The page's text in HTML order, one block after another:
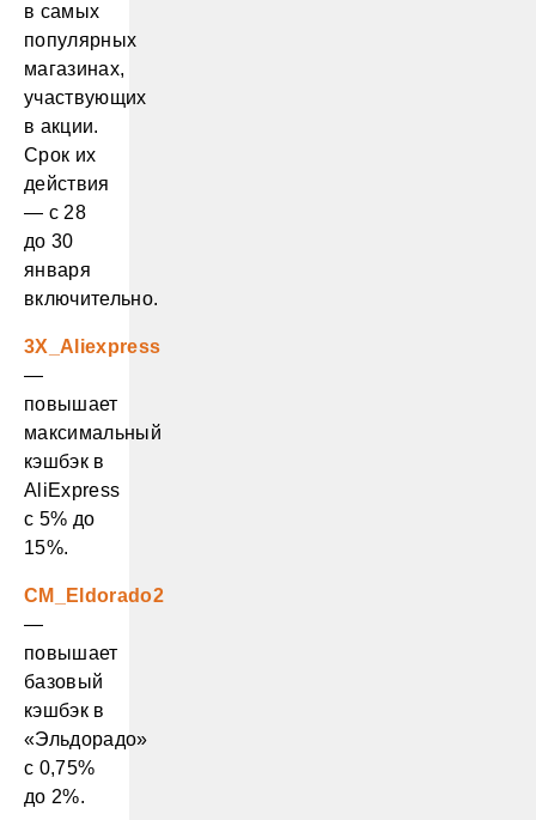
в самых
популярных
магазинах,
участвующих
в акции.
Срок их
действия
— с 28
до 30
января
включительно.
3X_Aliexpress
—
повышает
максимальный
кэшбэк в
AliExpress
с 5% до
15%.
CM_Eldorado2
—
повышает
базовый
кэшбэк в
«Эльдорадо»
с 0,75%
до 2%.